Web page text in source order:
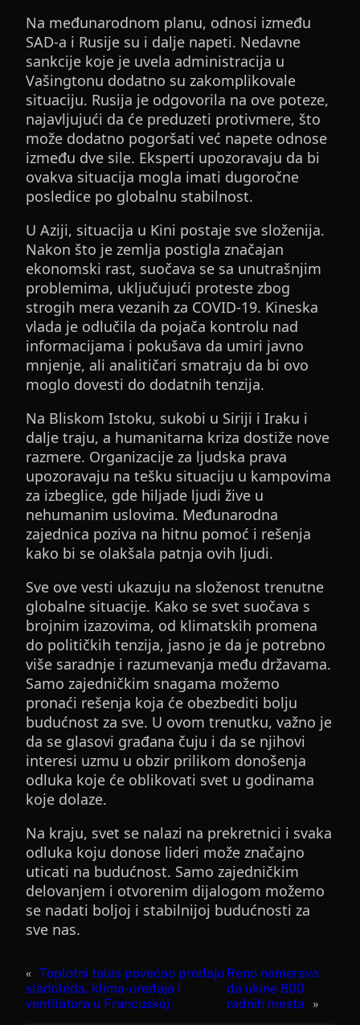
Na međunarodnom planu, odnosi između
SAD-a i Rusije su i dalje napeti. Nedavne
sankcije koje je uvela administracija u
Vašingtonu dodatno su zakomplikovale
situaciju. Rusija je odgovorila na ove poteze,
najavljujući da će preduzeti protivmere, što
može dodatno pogoršati već napete odnose
između dve sile. Eksperti upozoravaju da bi
ovakva situacija mogla imati dugoročne
posledice po globalnu stabilnost.
U Aziji, situacija u Kini postaje sve složenija.
Nakon što je zemlja postigla značajan
ekonomski rast, suočava se sa unutrašnjim
problemima, uključujući proteste zbog
strogih mera vezanih za COVID-19. Kineska
vlada je odlučila da pojača kontrolu nad
informacijama i pokušava da umiri javno
mnjenje, ali analitičari smatraju da bi ovo
moglo dovesti do dodatnih tenzija.
Na Bliskom Istoku, sukobi u Siriji i Iraku i
dalje traju, a humanitarna kriza dostiže nove
razmere. Organizacije za ljudska prava
upozoravaju na tešku situaciju u kampovima
za izbeglice, gde hiljade ljudi žive u
nehumanim uslovima. Međunarodna
zajednica poziva na hitnu pomoć i rešenja
kako bi se olakšala patnja ovih ljudi.
Sve ove vesti ukazuju na složenost trenutne
globalne situacije. Kako se svet suočava s
brojnim izazovima, od klimatskih promena
do političkih tenzija, jasno je da je potrebno
više saradnje i razumevanja među državama.
Samo zajedničkim snagama možemo
pronaći rešenja koja će obezbediti bolju
budućnost za sve. U ovom trenutku, važno je
da se glasovi građana čuju i da se njihovi
interesi uzmu u obzir prilikom donošenja
odluka koje će oblikovati svet u godinama
koje dolaze.
Na kraju, svet se nalazi na prekretnici i svaka
odluka koju donose lideri može značajno
uticati na budućnost. Samo zajedničkim
delovanjem i otvorenim dijalogom možemo
se nadati boljoj i stabilnijoj budućnosti za
sve nas.
« Toplotni talas povećao prodaju
sladoleda, klima-uređaja i
ventilatora u Francuskoj
Reno namerava
da ukine 800
radnih mesta
»